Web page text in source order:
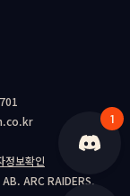
1
정보확인
ARC RAIDERS.